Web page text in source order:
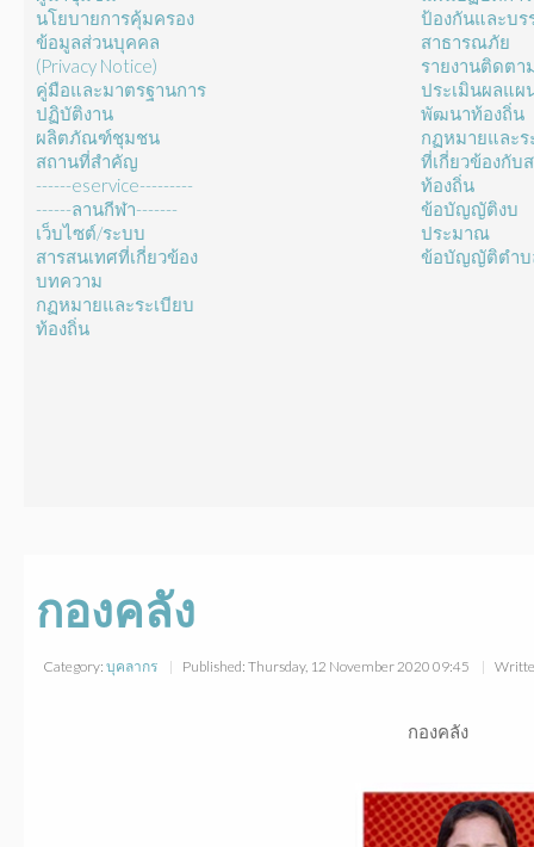
นโยบายการคุ้มครอง
ข้อมูลส่วนบุคคล
(Privacy Notice)
คู่มือและมาตรฐานการ
ปฏิบัติงาน
ผลิตภัณฑ์ชุมชน
สถานที่สำคัญ
------eservice---------
------ลานกีฬา-------
เว็บไซต์/ระบบ
สารสนเทศที่เกี่ยวข้อง
บทความ
กฏหมายและระเบียบ
ท้องถิ่น
ป้องกันและบร
สาธารณภัย
รายงานติดตา
ประเมินผลแผ
พัฒนาท้องถิ่น
กฏหมายและร
ที่เกี่ยวข้องกับ
ท้องถิ่น
ข้อบัญญัติงบ
ประมาณ
ข้อบัญญัติตำบ
กองคลัง
Category: บุคลากร Published: Thursday, 12 November 2020 09:45
กองคลัง